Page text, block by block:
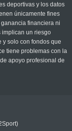
deportivas y los datos
únicamente fines
financiera ni
implican un riesgo
y solo con fondos que
tiene problemas con la
apoyo profesional de